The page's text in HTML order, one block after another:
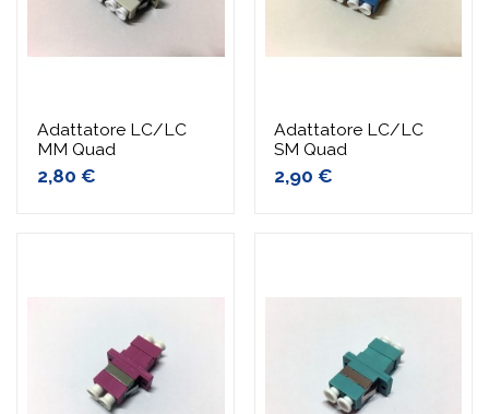
Adattatore LC/LC
MM Quad
2,80 €
Adattatore LC/LC
SM Quad
2,90 €